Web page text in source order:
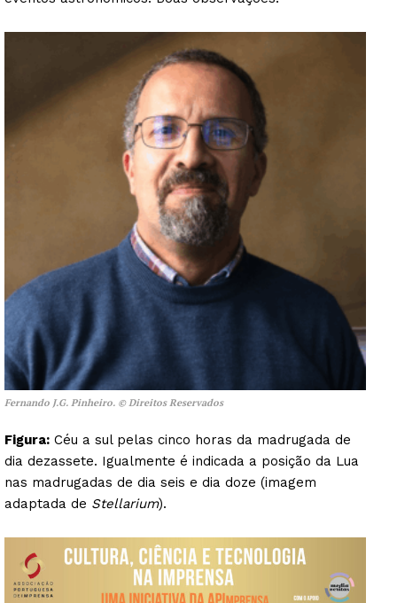
Fernando J.G. Pinheiro. © Direitos Reservados
Figura: Céu a sul pelas cinco horas da madrugada de
dia dezassete. Igualmente é indicada a posição da Lua
nas madrugadas de dia seis e dia doze (imagem
adaptada de Stellarium).